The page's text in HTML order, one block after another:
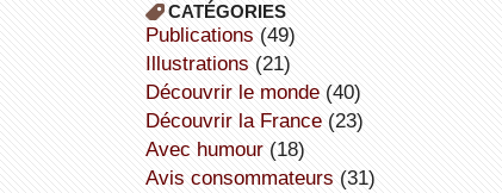
CATÉGORIES
publications (49)
illustrations (21)
découvrir le monde(40)
découvrir la France(23)
avec humour(18)
avis consommateurs (31)